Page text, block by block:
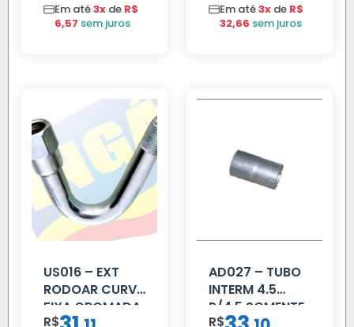
Em até3x de R$
6,57 sem juros
Em até3x de R$
32,66 sem juros
US016 – EXT
RODOAR CURVA
FIXA CROMADA
R$
AD027 – TUBO
INTERM 4.5
P/4.5 SOMENTE
R$